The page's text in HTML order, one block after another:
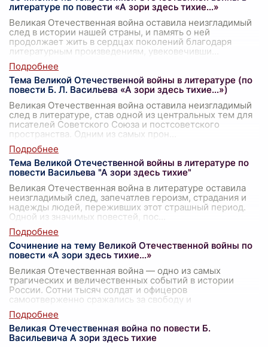
литературе по повести «А зори здесь тихие…»
Великая Отечественная война оставила неизгладимый
след в истории нашей страны, и память о ней
продолжает жить в сердцах поколений благодаря
литературным произведениям, увековечивши
Тема Великой Отечественной войны в литературе (по
повести Б. Л. Васильева «А зори здесь тихие…»)
Великая Отечественная война оставила неизгладимый
след в литературе, став одной из центральных тем для
писателей Советского Союза и постсоветского
пространства. Одним из самых прон
Тема Великой Отечественной войны в литературе по
повести Васильева "А зори здесь тихие"
Великая Отечественная война в литературе оставила
неизгладимый след, запечатлев героизм, страдания и
надежды людей, переживших этот страшный период.
Одной из значимых повестей, пос
Сочинение на тему Великой Отечественной войны по
повести «А зори здесь тихие…»
Великая Отечественная война — одно из самых
трагических и величественных событий в истории
России. Сотни тысяч солдат и офицеров
самоотверженно сражались за свободу и
независимость
Великая Отечественная война по повести Б.
Васильевича А зори здесь тихие